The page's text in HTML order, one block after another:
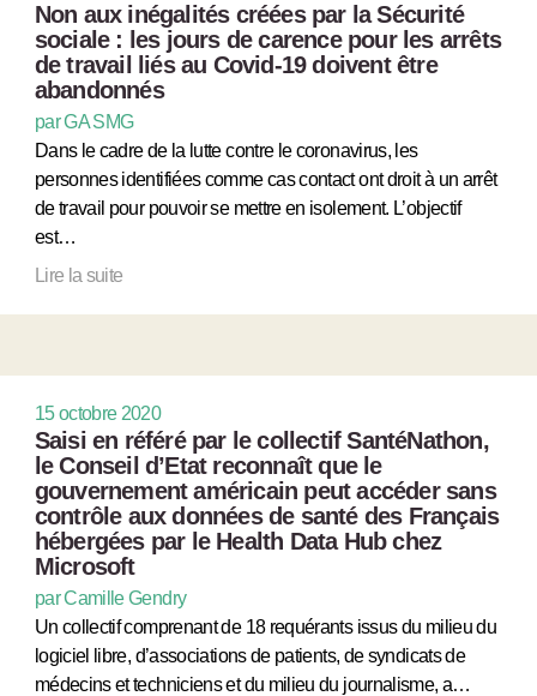
Non aux inégalités créées par la Sécurité
sociale : les jours de carence pour les arrêts
de travail liés au Covid-19 doivent être
abandonnés
par GA SMG
Dans le cadre de la lutte contre le coronavirus, les
personnes identifiées comme cas contact ont droit à un arrêt
de travail pour pouvoir se mettre en isolement. L’objectif
est…
Lire la suite
15 octobre 2020
Saisi en référé par le collectif SantéNathon,
le Conseil d’Etat reconnaît que le
gouvernement américain peut accéder sans
contrôle aux données de santé des Français
hébergées par le Health Data Hub chez
Microsoft
par Camille Gendry
Un collectif comprenant de 18 requérants issus du milieu du
logiciel libre, d’associations de patients, de syndicats de
médecins et techniciens et du milieu du journalisme, a…